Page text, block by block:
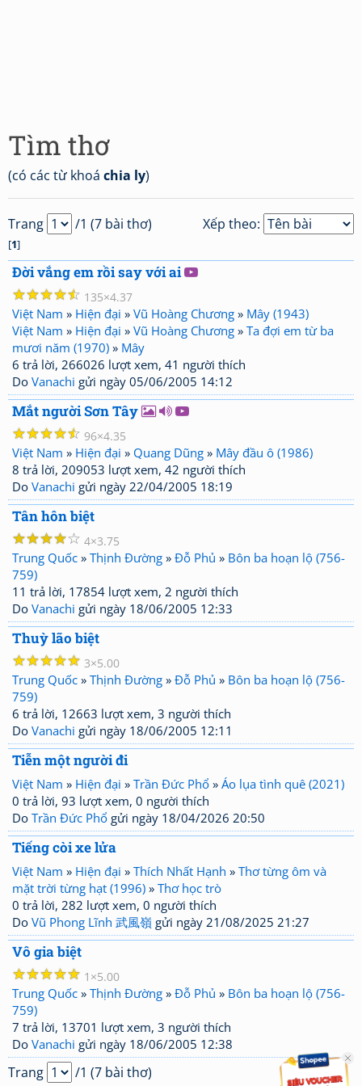
Tìm thơ
(có các từ khoá chia ly)
Xếp theo:
Trang /1 (7 bài thơ)
[1]
Đời vắng em rồi say với ai
☆
☆
☆
☆
☆ 135 4.37
Việt Nam » Hiện đại » Vũ Hoàng Chương » Mây (1943)
Việt Nam » Hiện đại » Vũ Hoàng Chương » Ta đợi em từ ba
mươi năm (1970) » Mây
6 trả lời, 266026 lượt xem, 41 người thích
Do Vanachi gửi ngày 05/06/2005 14:12
Mắt người Sơn Tây
☆
☆
☆
☆
☆ 96 4.35
Việt Nam » Hiện đại » Quang Dũng » Mây đầu ô (1986)
8 trả lời, 209053 lượt xem, 42 người thích
Do Vanachi gửi ngày 22/04/2005 18:19
Tân hôn biệt
☆
☆
☆
☆
☆ 4 3.75
Trung Quốc » Thịnh Đường » Đỗ Phủ » Bôn ba hoạn lộ (756-
759)
11 trả lời, 17854 lượt xem, 2 người thích
Do Vanachi gửi ngày 18/06/2005 12:33
Thuỳ lão biệt
☆
☆
☆
☆
☆ 3 5.00
Trung Quốc » Thịnh Đường » Đỗ Phủ » Bôn ba hoạn lộ (756-
759)
6 trả lời, 12663 lượt xem, 3 người thích
Do Vanachi gửi ngày 18/06/2005 12:11
Tiễn một người đi
Việt Nam » Hiện đại » Trần Đức Phổ » Áo lụa tình quê (2021)
0 trả lời, 93 lượt xem, 0 người thích
Do Trần Đức Phổ gửi ngày 18/04/2026 20:50
Tiếng còi xe lửa
Việt Nam » Hiện đại » Thích Nhất Hạnh » Thơ từng ôm và
mặt trời từng hạt (1996) » Thơ học trò
0 trả lời, 282 lượt xem, 0 người thích
Do Vũ Phong Lĩnh 武風嶺 gửi ngày 21/08/2025 21:27
Vô gia biệt
☆
☆
☆
☆
☆ 1 5.00
Trung Quốc » Thịnh Đường » Đỗ Phủ » Bôn ba hoạn lộ (756-
759)
7 trả lời, 13701 lượt xem, 3 người thích
Do Vanachi gửi ngày 18/06/2005 12:38
Trang /1 (7 bài thơ)